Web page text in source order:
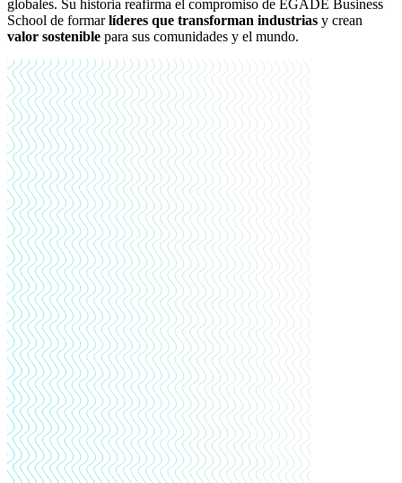
globales. Su historia reafirma el compromiso de EGADE Business
School de formarlíderes que transforman industrias y crean
valor sostenible para sus comunidades y el mundo.